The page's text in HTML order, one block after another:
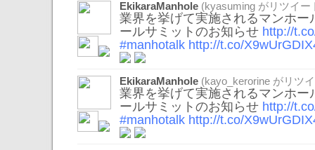
EkikaraManhole (kyasuming がリツイー
業界を挙げて実施されるマンホー
ールサミットのお知らせ http://
#manhotalk http://t.co/
EkikaraManhole (kayo_kerorine がリツ
業界を挙げて実施されるマンホー
ールサミットのお知らせ http://
#manhotalk http://t.co/